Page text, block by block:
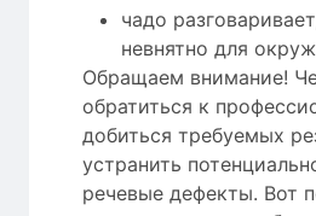
чадо
невнятно для
Обращаем внимание!
обратиться к
добиться требуемых
устранить
речевые дефекты. Вот